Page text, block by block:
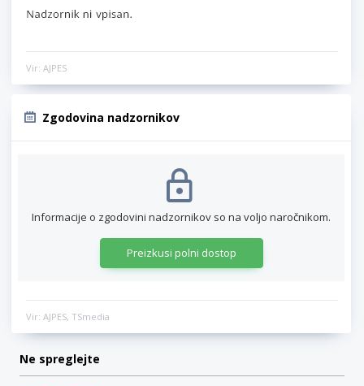
Vir: AJPES
Zgodovina nadzornikov
Informacije o zgodovini nadzornikov so na voljo naročnikom.
Preizkusi polni dostop
Vir: AJPES, TSmedia
Ne spreglejte